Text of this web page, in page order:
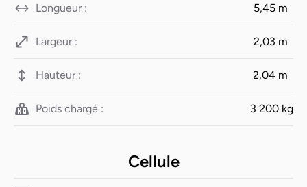
Longueur : 5,45 m
Largeur : 2,03 m
Hauteur : 2,04 m
Poids chargé : 3 200 kg
Cellule